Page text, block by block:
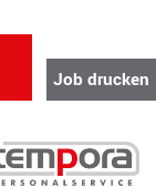
Job drucken